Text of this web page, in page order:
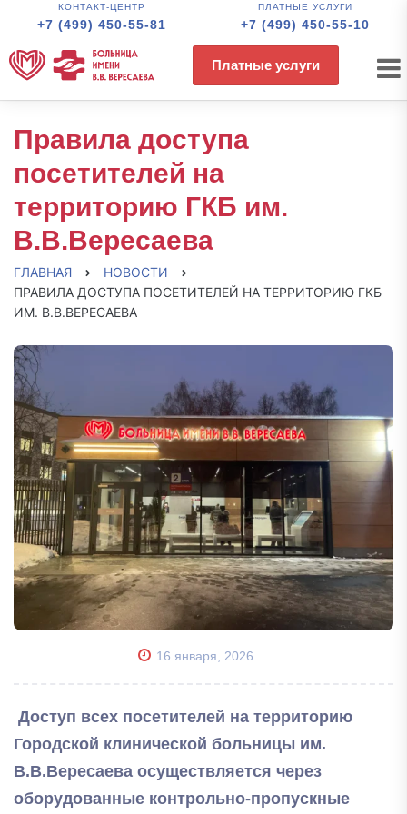
КОНТАКТ-ЦЕНТР
+7 (499) 450-55-81
ПЛАТНЫЕ УСЛУГИ
+7 (499) 450-55-10
Платные услуги
Правила доступа
посетителей на
территорию ГКБ им.
В.В.Вересаева
ГЛАВНАЯ
НОВОСТИ
ПРАВИЛА ДОСТУПА ПОСЕТИТЕЛЕЙ НА ТЕРРИТОРИЮ ГКБ
ИМ. В.В.ВЕРЕСАЕВА
16 января, 2026
Доступ всех посетителей на территорию
Городской клинической больницы им.
В.В.Вересаева осуществляется через
оборудованные контрольно-пропускные